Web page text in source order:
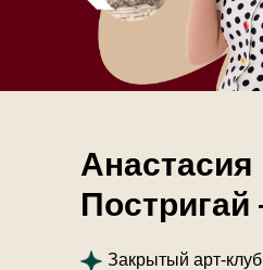
Анастасия
Закрытый арт-